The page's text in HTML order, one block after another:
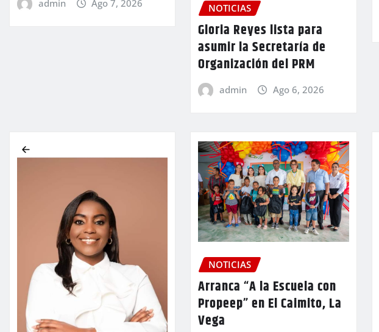
admin Ago 7, 2026 NOTICIAS
Gloria Reyes lista para
asumir la Secretaría de
Organización del PRM
admin Ago 6, 2026
NOTICIAS
Arranca “A la Escuela con
Propeep” en El Caimito, La
Vega